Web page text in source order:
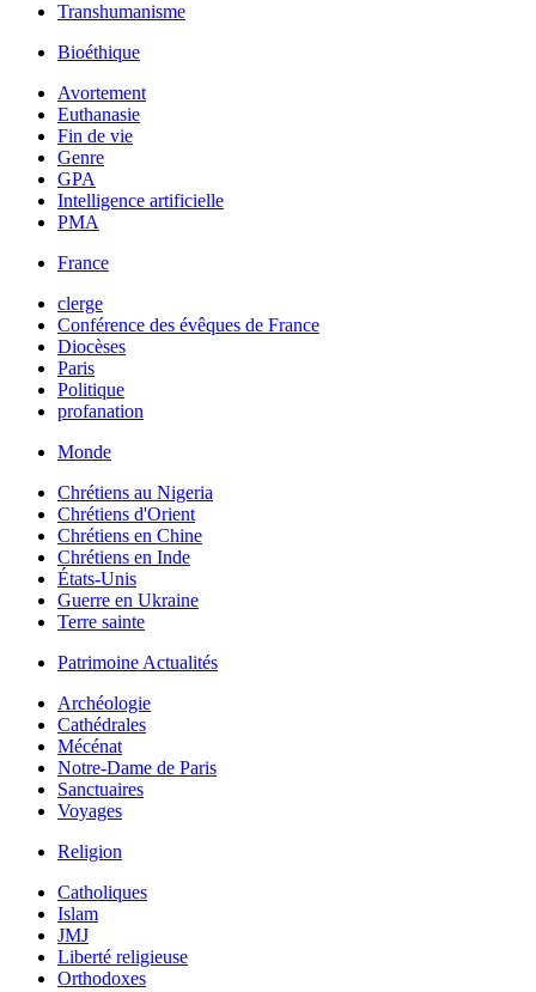
Transhumanisme
Bioéthique
Avortement
Euthanasie
Fin de vie
Genre
GPA
Intelligence artificielle
PMA
France
clerge
Conférence des évêques de France
Diocèses
Paris
Politique
profanation
Monde
Chrétiens au Nigeria
Chrétiens d'Orient
Chrétiens en Chine
Chrétiens en Inde
États-Unis
Guerre en Ukraine
Terre sainte
Patrimoine Actualités
Archéologie
Cathédrales
Mécénat
Notre-Dame de Paris
Sanctuaires
Voyages
Religion
Catholiques
Islam
JMJ
Liberté religieuse
Orthodoxes